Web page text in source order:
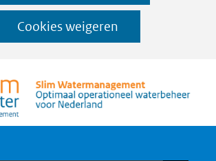
Cookies weigeren
inhoud